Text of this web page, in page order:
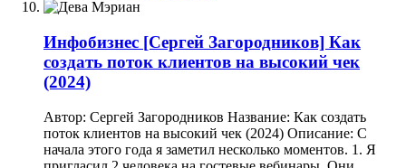
Инфобизнес [Сергей Загородников] Как
создать поток клиентов на высокий чек
(2024)
Автор: Сергей Загородников Название: Как создать
поток клиентов на высокий чек (2024) Описание: С
начала этого года я заметил несколько моментов. 1. Я